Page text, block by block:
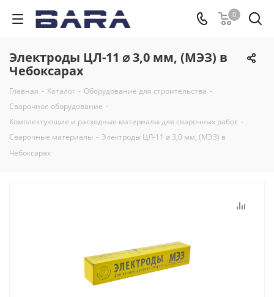
0
Электроды ЦЛ-11 ⌀ 3,0 мм, (МЭЗ) в
Чебоксарах
Главная - Каталог - Оборудование для строительства -
Сварочное оборудование -
Комплектующие и расходные материалы для сварочных работ -
Сварочные материалы - Электроды ЦЛ-11 ⌀ 3,0 мм, (МЭЗ) в
Чебоксарах